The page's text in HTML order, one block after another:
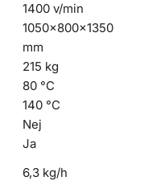
1400 v/min
1050x800x1350
mm
215 kg
80 °C
140 °C
Nej
Ja
6,3 kg/h